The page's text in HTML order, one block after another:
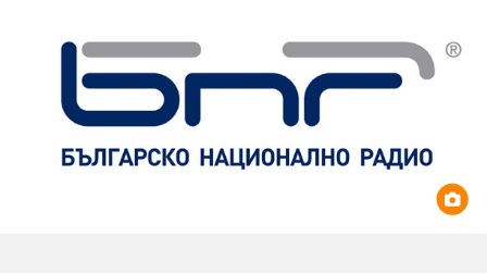
Приказки
История на изкуството
Музикална кутийка
Кои сме ние?